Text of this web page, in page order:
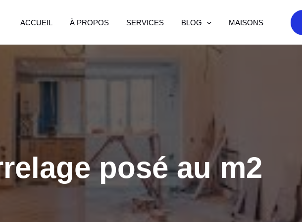
ACCUEIL À PROPOS SERVICES BLOG MAISONS
posé au m2